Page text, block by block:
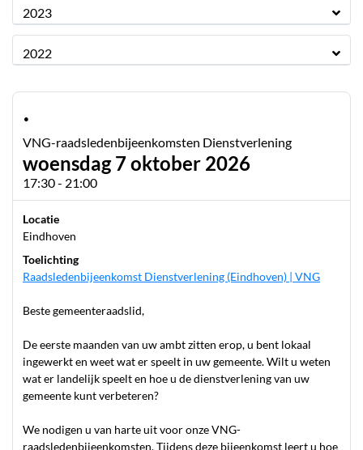
2023
2022
·
VNG-raadsledenbijeenkomsten Dienstverlening
woensdag 7 oktober 2026
17:30 - 21:00
Locatie
Eindhoven
Toelichting
Raadsledenbijeenkomst Dienstverlening (Eindhoven) | VNG
Beste gemeenteraadslid,
De eerste maanden van uw ambt zitten erop, u bent lokaal
ingewerkt en weet wat er speelt in uw gemeente. Wilt u weten
wat er landelijk speelt en hoe u de dienstverlening van uw
gemeente kunt verbeteren?
We nodigen u van harte uit voor onze VNG-
raadsledenbijeenkomsten. Tijdens deze bijeenkomst leert u hoe